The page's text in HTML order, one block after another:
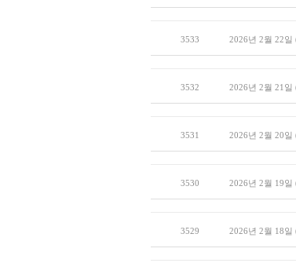
3533 2026년 2월 22일
3532 2026년 2월 21일
3531 2026년 2월 20일
3530 2026년 2월 19일
3529 2026년 2월 18일